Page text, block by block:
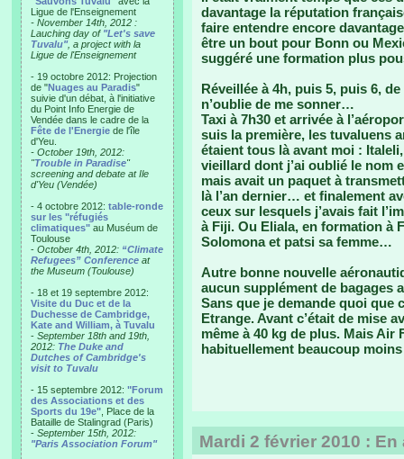
Ligue de l'Enseignement
- November 14th, 2012 :
Lauching day of "Let's save
Tuvalu", a project with la
Ligue de l'Enseignement
- 19 octobre 2012: Projection
de "Nuages au Paradis"
suivie d'un débat, à l'initiative
du Point Info Energie de
Vendée dans le cadre de la
Fête de l'Energie de l'île
d'Yeu.
- October 19th, 2012:
"Trouble in Paradise"
screening and debate at Ile
d'Yeu (Vendée)
- 4 octobre 2012: table-ronde
sur les "réfugiés
climatiques" au Muséum de
Toulouse
- October 4th, 2012: “Climate
Refugees” Conference at
the Museum (Toulouse)
- 18 et 19 septembre 2012:
Visite du Duc et de la
Duchesse de Cambridge,
Kate and William, à Tuvalu
- September 18th and 19th,
2012: The Duke and
Dutches of Cambridge's
visit to Tuvalu
- 15 septembre 2012: "Forum
des Associations et des
Sports du 19e" , Place de la
Bataille de Stalingrad (Paris)
- September 15th, 2012:
"Paris Association Forum"
davantage la réputation
faire entendre encore
être un bout pour Bonn ou
suggéré une formation plus
Réveillée à 4h, puis 5, puis 6,
n’oublie de me sonner…
Taxi à 7h30 et arrivée à
suis la première, les tuvaluens
étaient tous là avant moi :
vieillard dont j’ai oublié le nom
mais avait un paquet à
là l’an dernier… et finalement
ceux sur lesquels j’avais fait
à Fiji. Ou Eliala, en formation à
Solomona et patsi sa femme…
Autre bonne nouvelle
aucun supplément de bagages
Sans que je demande quoi que
Etrange. Avant c’était de mise
même à 40 kg de plus. Mais
habituellement beaucoup
Mardi 2 février 2010 :